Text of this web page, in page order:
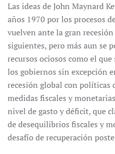
Las ideas de John Maynard
años 1970 por los procesos
vuelven ante la gran
siguientes, pero más aun se
recursos ociosos como el
los gobiernos sin excepción
recesión global con políticas
medidas fiscales y
nivel de gasto y déficit, que
de desequilibrios fiscales y
desafío de recuperación